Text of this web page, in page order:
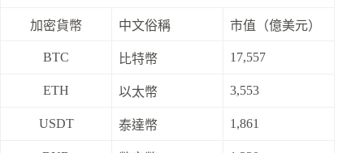
加密貨幣 中文俗稱 市值（億美元）
BTC 比特幣 17,557
ETH 以太幣 3,553
USDT 泰達幣 1,861